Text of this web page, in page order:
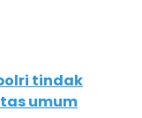
tindak
umum